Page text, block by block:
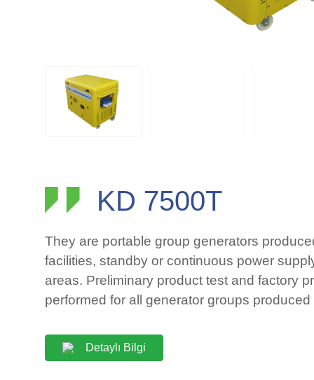
KD 7500T
They are portable group generators
facilities, standby or continuous power
areas. Preliminary product test and factory
performed for all generator groups
Detaylı Bilgi